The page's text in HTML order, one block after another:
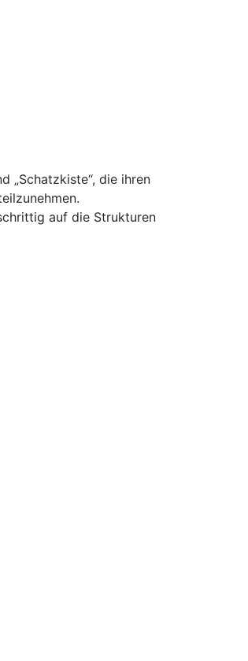
„Schatzkiste“, die ihren
auf die Strukturen